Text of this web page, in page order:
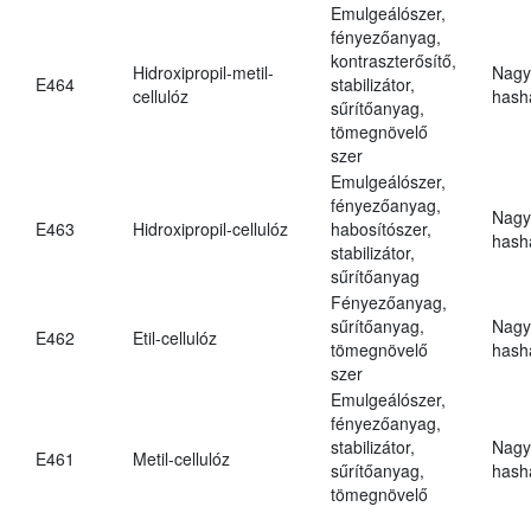
E464
Hidroxipropil-metil-
cellulóz
Emulgeálószer,
fényezőanyag,
kontraszterősítő,
stabilizátor,
sűrítőanyag,
tömegnövelő
szer
E463 Hidroxipropil-cellulóz
Emulgeálószer,
fényezőanyag,
habosítószer,
stabilizátor,
sűrítőanyag
E462 Etil-cellulóz
Fényezőanyag,
sűrítőanyag,
tömegnövelő
szer
E461 Metil-cellulóz
Emulgeálószer,
fényezőanyag,
stabilizátor,
sűrítőanyag,
tömegnövelő